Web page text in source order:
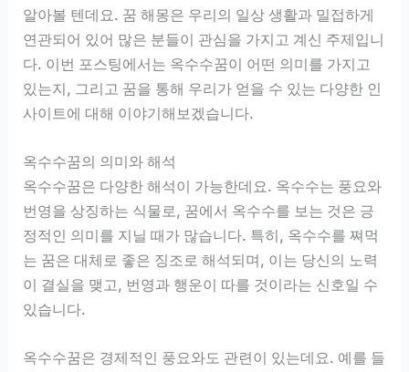
알아볼 텐데요. 꿈 해몽은 우리의 일상 생활과 밀접하게
연관되어 있어 많은 분들이 관심을 가지고 계신 주제입니
다. 이번 포스팅에서는 옥수수꿈이 어떤 의미를 가지고
있는지, 그리고 꿈을 통해 우리가 얻을 수 있는 다양한 인
사이트에 대해 이야기해보겠습니다.
옥수수꿈의 의미와 해석
옥수수꿈은 다양한 해석이 가능한데요. 옥수수는 풍요와
번영을 상징하는 식물로, 꿈에서 옥수수를 보는 것은 긍
정적인 의미를 지닐 때가 많습니다. 특히, 옥수수를 쪄먹
는 꿈은 대체로 좋은 징조로 해석되며, 이는 당신의 노력
이 결실을 맺고, 번영과 행운이 따를 것이라는 신호일 수
있습니다.
옥수수꿈은 경제적인 풍요와도 관련이 있는데요. 예를 들